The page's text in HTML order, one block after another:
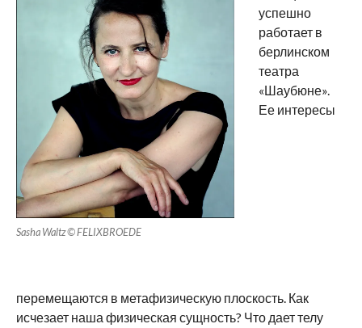
Sasha Waltz © FELIXBROEDE
успешно
работает в
берлинском
театра
«Шаубюне».
Ее интересы
перемещаются в метафизическую плоскость. Как
исчезает наша физическая сущность? Что дает телу